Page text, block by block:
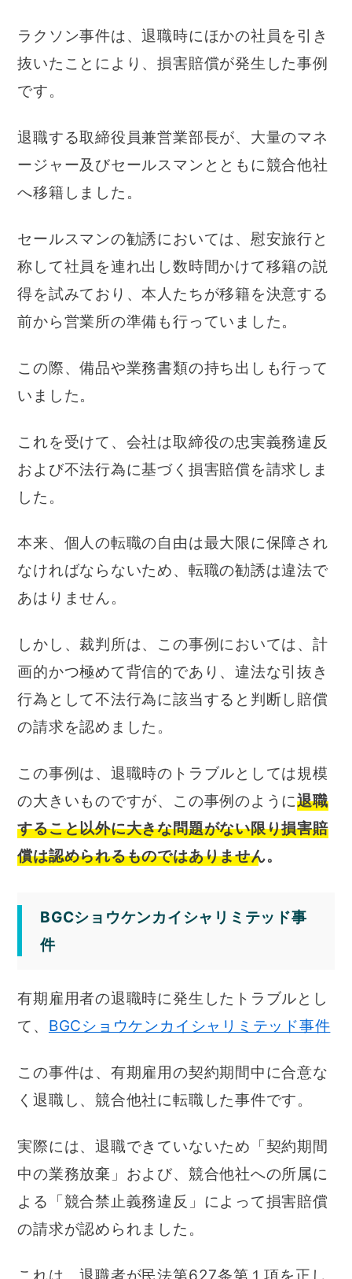
ラクソン事件は、退職時にほかの社員を引き
抜いたことにより、損害賠償が発生した事例
です。
退職する取締役員兼営業部長が、大量のマネ
ージャー及びセールスマンとともに競合他社
へ移籍しました。
セールスマンの勧誘においては、慰安旅行と
称して社員を連れ出し数時間かけて移籍の説
得を試みており、本人たちが移籍を決意する
前から営業所の準備も行っていました。
この際、備品や業務書類の持ち出しも行って
いました。
これを受けて、会社は取締役の忠実義務違反
および不法行為に基づく損害賠償を請求しま
した。
本来、個人の転職の自由は最大限に保障され
なければならないため、転職の勧誘は違法で
あはりません。
しかし、裁判所は、この事例においては、計
画的かつ極めて背信的であり、違法な引抜き
行為として不法行為に該当すると判断し賠償
の請求を認めました。
この事例は、退職時のトラブルとしては規模
の大きいものですが、この事例のように退職
すること以外に大きな問題がない限り損害賠
償は認められるものではありません。
BGCショウケンカイシャリミテッド事
件
有期雇用者の退職時に発生したトラブルとし
て、 BGCショウケンカイシャリミテッド事件
この事件は、有期雇用の契約期間中に合意な
く退職し、競合他社に転職した事件です。
実際には、退職できていないため「契約期間
中の業務放棄」および、競合他社への所属に
よる「競合禁止義務違反」によって損害賠償
の請求が認められました。
これは、退職者が民法第627条第１項を正し